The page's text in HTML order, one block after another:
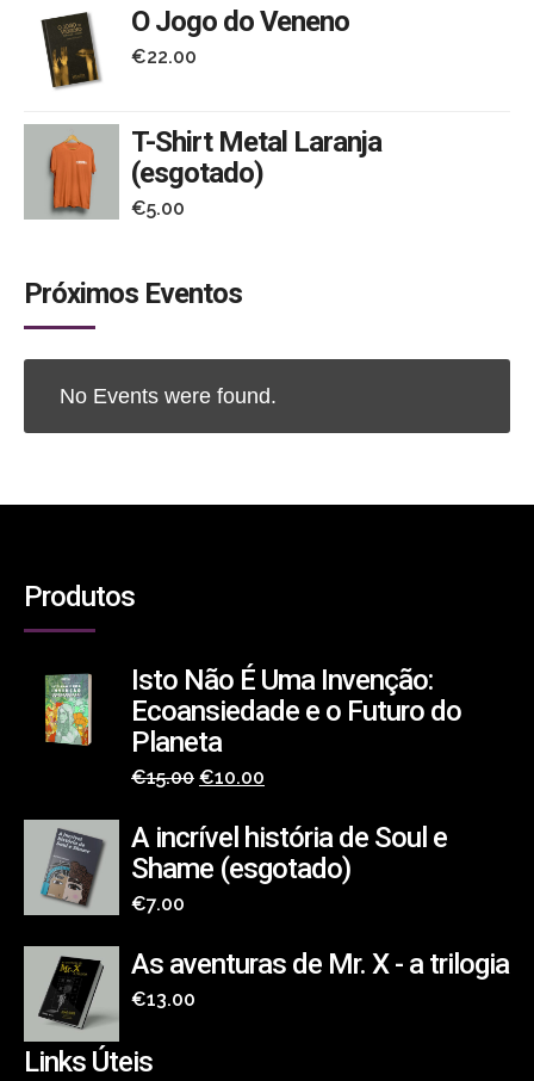
O Jogo do Veneno
€22.00
T-Shirt Metal Laranja
(esgotado)
€5.00
Próximos Eventos
No Events were found.
Produtos
Isto Não É Uma Invenção:
Ecoansiedade e o Futuro do
Planeta
€15.00 O
original
era:
€10.00
atual
é:
A incrível história de Soul e
Shame (esgotado)
€7.00
As aventuras de Mr. X - a trilogia
€13.00
Links Úteis